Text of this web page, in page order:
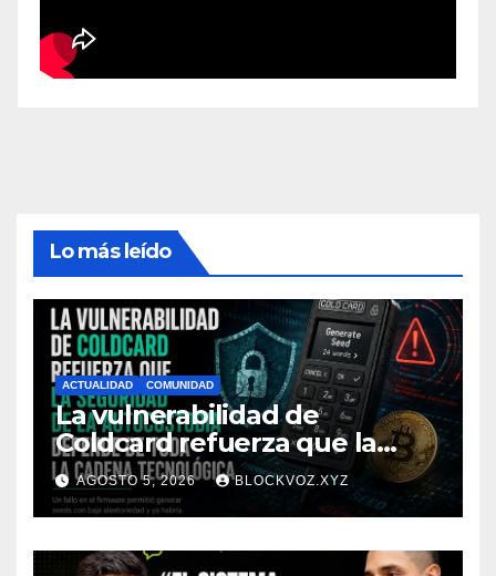
Lo más leído
ACTUALIDAD COMUNIDAD
La vulnerabilidad de
Coldcard refuerza que la
seguridad de la autocustodia
depende de toda la cadena
tecnológica, afirma CoinEx
Research
AGOSTO 5, 2026 BLOCKVOZ.XYZ